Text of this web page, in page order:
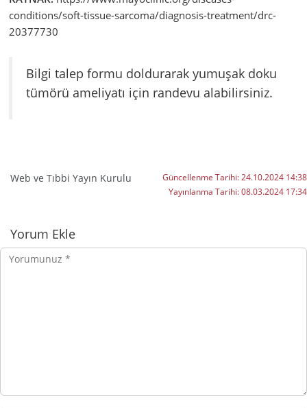
conditions/soft-tissue-sarcoma/diagnosis-treatment/drc-
20377730
Bilgi talep formu doldurarak yumuşak doku
tümörü ameliyatı için randevu alabilirsiniz.
Web ve Tıbbi Yayın Kurulu Güncellenme Tarihi:24.10.2024 14:38
Yayınlanma Tarihi:08.03.2024 17:34
Yorumlar
Yorum Ekle
Yorumunuz